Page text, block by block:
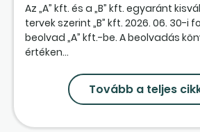
Az „A” kft. és a „B” kft. egyaránt
tervek szerint „B” kft. 2026. 06. 30-i
beolvad „A” kft.-be. A beolvadás
értéken...
Tovább a teljes